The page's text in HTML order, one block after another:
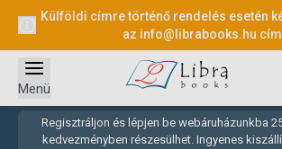
Külföldi címre történő rendelés esetén
az info@librabooks.hu
Regisztráljon és lépjen be webáruházunkba
kedvezményben részesülhet. Ingyenes
Menü